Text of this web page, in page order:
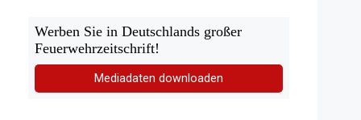
Werben Sie in Deutschlands großer
Feuerwehrzeitschrift!
Mediadaten downloaden